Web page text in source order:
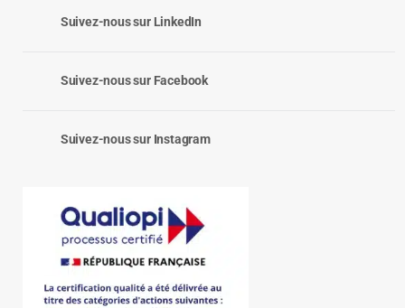
Suivez-nous sur LinkedIn
Suivez-nous sur Facebook
Suivez-nous sur Instagram